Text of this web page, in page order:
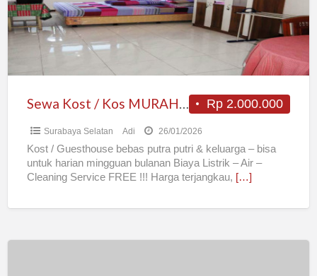
BAGUS
NYAMAN
Barat
Harian
Bulanan
Rp 2.000.000
Sewa Kost / Kos MURAH BAGUS NYAMAN Surabaya Barat Harian Mingguan Bulanan
Surabaya Selatan Adi 26/01/2026
Kost / Guesthouse bebas putra putri & keluarga – bisa
untuk harian mingguan bulanan Biaya Listrik – Air –
Cleaning Service FREE !!! Harga terjangkau, […]